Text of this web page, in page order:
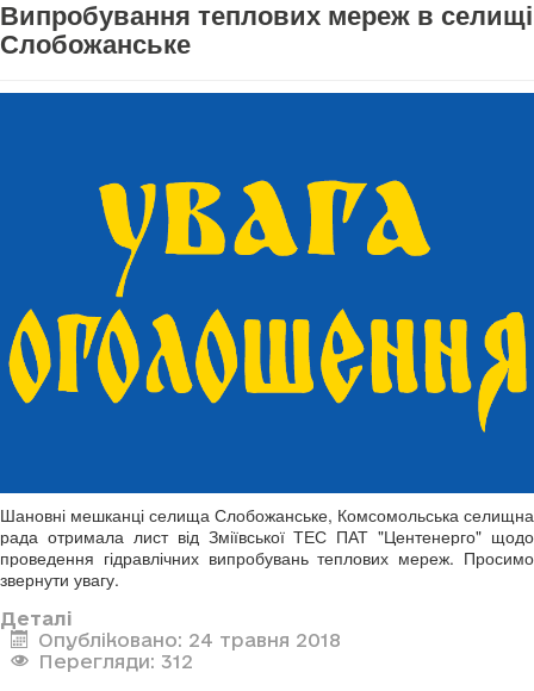
Випробування теплових мереж в селищі
Слобожанське
Шановні мешканці селища Слобожанське, Комсомольська селищна
рада отримала лист від Зміївської ТЕС ПАТ "Центенерго" щодо
проведення гідравлічних випробувань теплових мереж. Просимо
звернути увагу.
Деталі
Опубліковано: 24 травня 2018
Перегляди: 312